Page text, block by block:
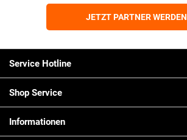
JETZT PARTNER WERDEN
Service Hotline
Shop Service
Informationen